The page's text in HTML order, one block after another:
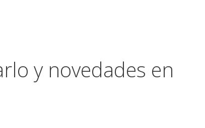
y novedades en